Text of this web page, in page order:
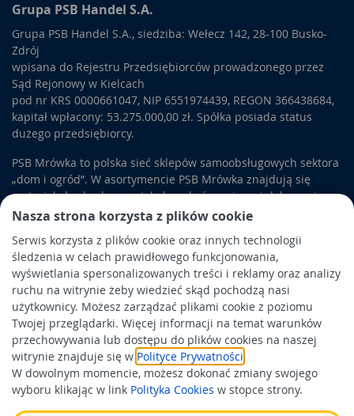
Nasza strona korzysta z plików cookie
Serwis korzysta z plików cookie oraz innych technologii
śledzenia w celach prawidłowego funkcjonowania,
wyświetlania spersonalizowanych treści i reklamy oraz analizy
ruchu na witrynie żeby wiedzieć skąd pochodzą nasi
użytkownicy. Możesz zarządzać plikami cookie z poziomu
Twojej przeglądarki. Więcej informacji na temat warunków
przechowywania lub dostępu do plików cookies na naszej
witrynie znajduje się w Polityce Prywatności
W dowolnym momencie, możesz dokonać zmiany swojego
wyboru klikając w link Polityka Cookies w stopce strony.
Grupa PSB Handel S.A.
Grupa PSB Handel S.A., siedziba: Wełecz 142, 28-100 Busko-
Zdrój
wpisana do Rejestru Przedsiębiorców prowadzonego przez
Sąd Rejonowy w Kielcach
pod nr KRS 0000661047, NIP 6551974439, REGON 366438684,
kapitał wpłacony: 53.275.000,00 zł. Spółka posiada status
dużego przedsiębiorcy.
PSB Mrówka to polska sieć sklepów samoobsługowych sektora
„dom i ogród”. W asortymencie PSB Mrówka znajdują się
materiały budowlane, artykuły wykończeniowe i dekoracyjne,
wyposażenie łazienek i kuchni, elektronarzędzia, a także
artykuły związane z ogrodem i otoczeniem domu.
Obowiązek informacyjny
Polityka prywatności
Polityka Cookies
Odbiór zużytego sprzętu
Wspierają nas: